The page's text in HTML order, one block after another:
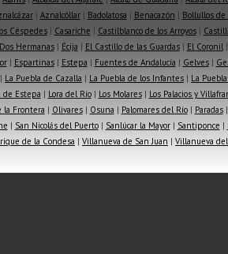
| Aznalcóllar| Badolatosa | Benacazón | Bollullos de
Céspedes| Casariche | Castilblanco de los Arroyos|
Dos Hermanas| Écija | El Castillo de las Guardas| El Coronil|
| Espartinas| Estepa | Fuentes de Andalucía | Gelves|
| La Puebla de Cazalla | La Puebla de los Infantes | La
de Estepa | Lora del Río| Los Molares| Los Palacios y
la Frontera | Olivares| Osuna | Palomares del Río| Paradas|
| San Nicolás del Puerto| Sanlúcar la Mayor| Santiponce |
de la Condesa | Villanueva de San Juan | Villanueva